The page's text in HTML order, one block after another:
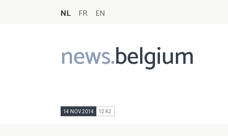
NL FR EN
news.belgium
Main
navigation
14 NOV 2014 12:42